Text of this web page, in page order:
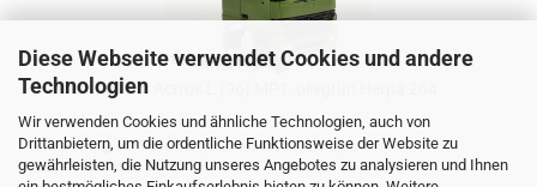
Diese Webseite verwendet Cookies und andere
Technologien
Wir verwenden Cookies und ähnliche Technologien, auch von
Drittanbietern, um die ordentliche Funktionsweise der Website zu
gewährleisten, die Nutzung unseres Angebotes zu analysieren und Ihnen
Fahrerhaus Mb Actros L (96) MP1, olivgrün Herpa 264
Lieferzeit: ca. 1 Woche (Ausland abweichend)
Lagerbestand: 8 Stück